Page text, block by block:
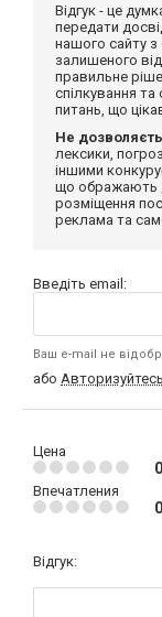
Відгук - це
передати
нашого сайту
залишеного
правильне
спілкування
питань, що
Не
лексики,
іншими
що ображають
розміщення
реклама та
Введіть email:
Ваш e-mail не
або Авторизуйтесь
Цена
Впечатления
Відгук: